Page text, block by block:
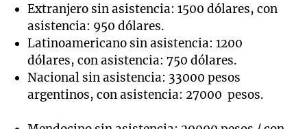
Extranjero sin asistencia: 1500 dólares, con
asistencia: 950 dólares.
Latinoamericano sin asistencia: 1200
dólares, con asistencia: 750 dólares.
Nacional sin asistencia: 33000 pesos
argentinos, con asistencia: 27000 pesos.